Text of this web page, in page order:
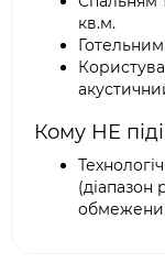
кв.м.
Кому НЕ